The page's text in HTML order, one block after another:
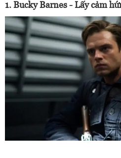
1. Bucky Barnes - Lấy cảm